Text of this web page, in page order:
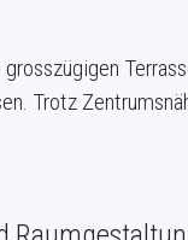
Trotz